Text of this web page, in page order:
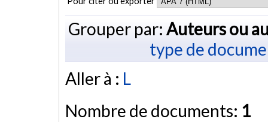
Grouper par: Auteurs ou
type de
Aller à : L
Nombre de documents: 1